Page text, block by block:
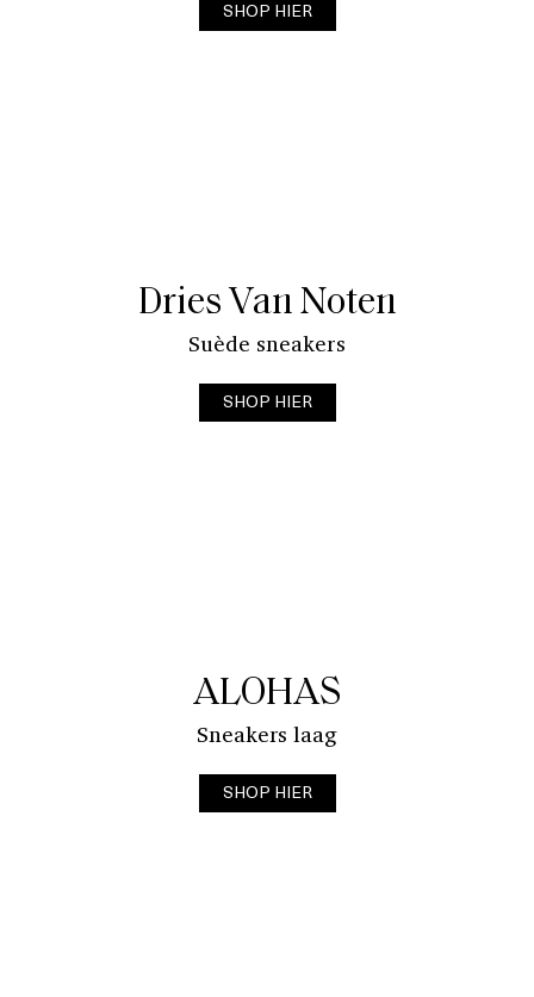
SHOP HIER
Dries Van Noten
Suède sneakers
SHOP HIER
ALOHAS
Sneakers laag
SHOP HIER